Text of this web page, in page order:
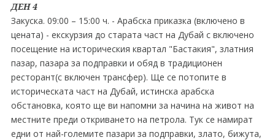
ДЕН 4
Закуска. 09:00 – 15:00 ч. - Арабска приказка (включено в
цената) - екскурзия до старата част на Дубай с включено
посещение на историческия квартал "Бастакия", златния
пазар, пазара за подправки и обяд в традиционен
ресторант(с включен трансфер). Ще се потопите в
историческата част на Дубай, истинска арабска
обстановка, която ще ви напомни за начина на живот на
местните преди откриването на петрола. Tук се намират
едни от най-големите пазари за подправки, злато, бижута,